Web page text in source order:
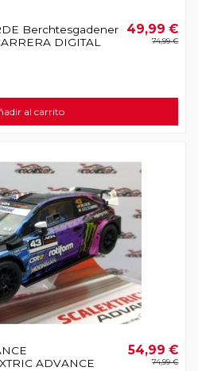
Berchtesgadener
DIGITAL
49,99 €
74,99 €
al carrito
ADVANCE
54,99 €
74,99 €